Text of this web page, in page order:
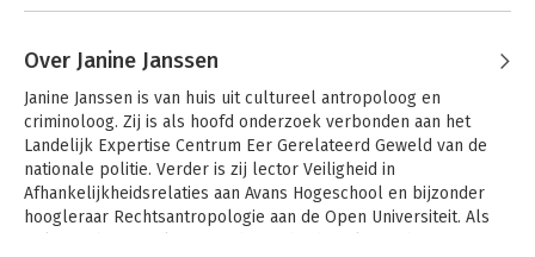
Over Janine Janssen
Janine Janssen is van huis uit cultureel antropoloog en
criminoloog. Zij is als hoofd onderzoek verbonden aan het
Landelijk Expertise Centrum Eer Gerelateerd Geweld van de
nationale politie. Verder is zij lector Veiligheid in
Afhankelijkheidsrelaties aan Avans Hogeschool en bijzonder
hoogleraar Rechtsantropologie aan de Open Universiteit. Als